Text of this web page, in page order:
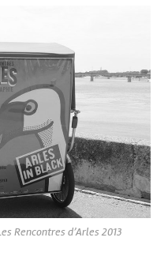
Rencontres d’Arles 2013